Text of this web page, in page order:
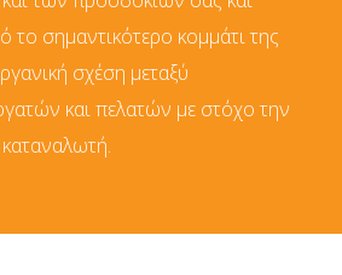
το σημαντικότερο κομμάτι της
σχέση μεταξύ
και πελατών με στόχο την